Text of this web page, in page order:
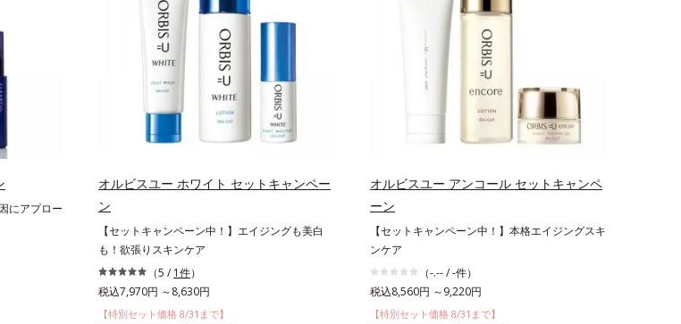
にアプロー
オルビスユー ホワイト セットキャンペー
ン
【セットキャンペーン中！】エイジングも美白
も！欲張りスキンケア
（5 / 1件）
税込7,970円 ～8,630円
【特別セット価格 8/31まで】
オルビスユー アンコール セットキャンペ
ーン
【セットキャンペーン中！】本格エイジングスキ
ンケア
（-.-- / -件）
税込8,560円 ～9,220円
【特別セット価格 8/31まで】